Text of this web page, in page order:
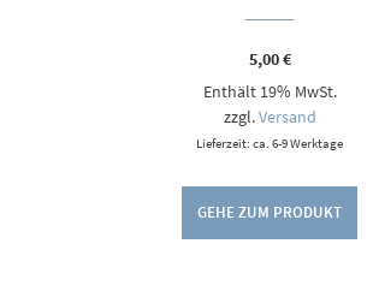
5,00€
Enthält 19% MwSt.
zzgl.Versand
Lieferzeit: ca. 6-9 Werktage
GEHE ZUM PRODUKT